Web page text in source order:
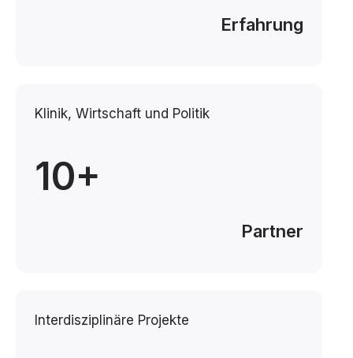
Erfahrung
Klinik, Wirtschaft und Politik
10+
Partner
Interdisziplinäre Projekte